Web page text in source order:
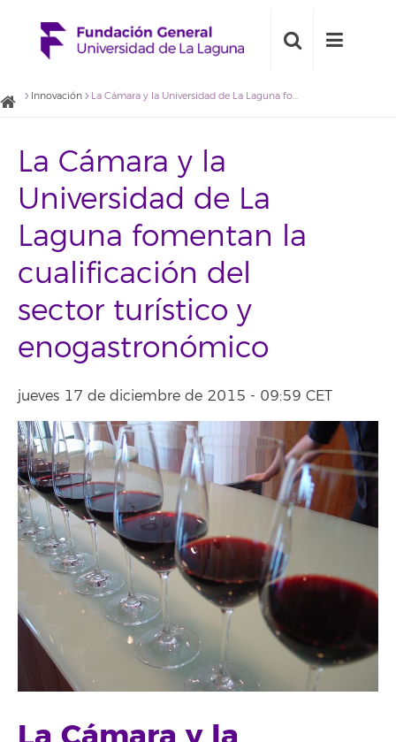
Innovación La Cámara y la Universidad de La Laguna fomentan la cualificación del sector turístico y enogastronómico
La Cámara y la
Universidad de La
Laguna fomentan la
cualificación del
sector turístico y
enogastronómico
jueves 17 de diciembre de 2015 - 09:59 CET